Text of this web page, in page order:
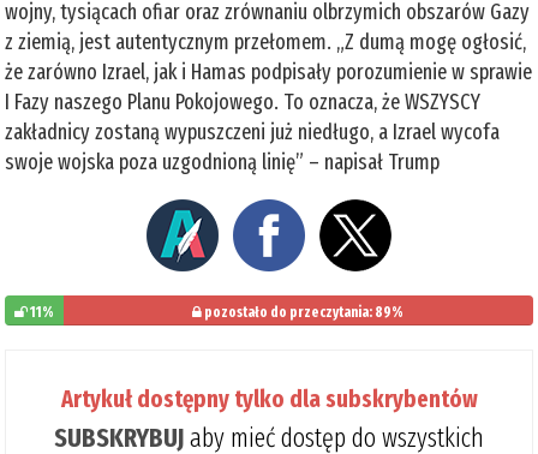
wojny, tysiącach ofiar oraz zrównaniu olbrzymich obszarów Gazy
z ziemią, jest autentycznym przełomem. „Z dumą mogę ogłosić,
że zarówno Izrael, jak i Hamas podpisały porozumienie w sprawie
I Fazy naszego Planu Pokojowego. To oznacza, że WSZYSCY
zakładnicy zostaną wypuszczeni już niedługo, a Izrael wycofa
swoje wojska poza uzgodnioną linię” – napisał Trump
11% pozostało do przeczytania: 89%
Artykuł dostępny tylko dla subskrybentów
SUBSKRYBUJaby mieć dostęp do wszystkich